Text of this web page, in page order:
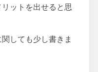
ットを出せると思
しても少し書きま